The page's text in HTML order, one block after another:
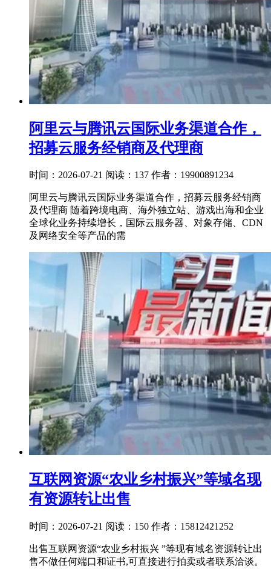
阿里云与腾讯云国际业务渠道合作，
招募云服务经销商及代理商
时间：2026-07-21 阅读：137 作者：19900891234
阿里云与腾讯云国际业务渠道合作，招募云服务经销商
及代理商 随着跨境电商、海外独立站、游戏出海和企业
全球化业务持续增长，国际云服务器、对象存储、CDN
及网络安全等产品的需
互联网资源“农业乡村振兴”等域名现
有资源转让出售
时间：2026-07-21 阅读：150 作者：15812421252
出售互联网资源“农业乡村振兴 ”等现有域名资源转让出
售不做任何端口和证书,可直接进行拍卖或者联系洽谈。